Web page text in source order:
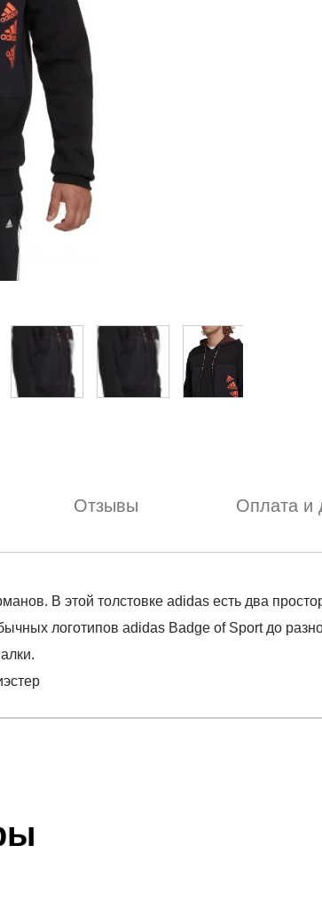
Отзывы Оплата и
В этой толстовке adidas есть два
логотипов adidas Badge of Sport до